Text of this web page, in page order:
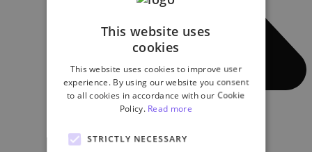
This website uses
cookies
This website uses cookies to improve user
experience. By using our website you consent
to all cookies in accordance with our Cookie
Policy. Read more
STRICTLY NECESSARY